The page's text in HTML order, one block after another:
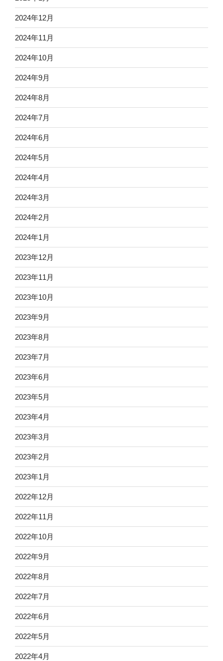
2024年12月
2024年11月
2024年10月
2024年9月
2024年8月
2024年7月
2024年6月
2024年5月
2024年4月
2024年3月
2024年2月
2024年1月
2023年12月
2023年11月
2023年10月
2023年9月
2023年8月
2023年7月
2023年6月
2023年5月
2023年4月
2023年3月
2023年2月
2023年1月
2022年12月
2022年11月
2022年10月
2022年9月
2022年8月
2022年7月
2022年6月
2022年5月
2022年4月